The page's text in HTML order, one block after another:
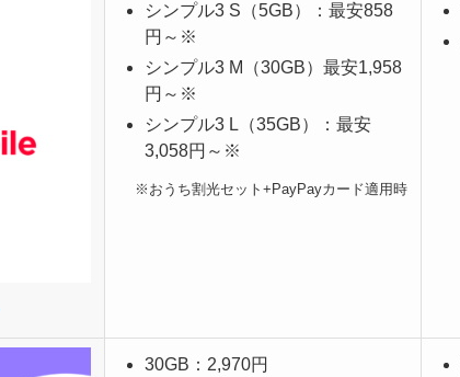
シンプル3 S（5GB）：最安858
円～※
シンプル3 M（30GB）最安1,958
円～※
シンプル3 L（35GB）：最安
3,058円～※
※おうち割光セット+PayPayカード適用時
30GB：2,970円